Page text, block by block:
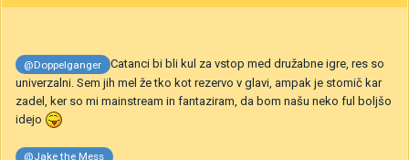
@Doppelganger
Catanci bi bli kul za vstop med družabne igre, res so
univerzalni. Sem jih mel že tko kot rezervo v glavi, ampak je stomič kar
zadel, ker so mi mainstream in fantaziram, da bom našu neko ful boljšo
idejo
@Jake the Mess